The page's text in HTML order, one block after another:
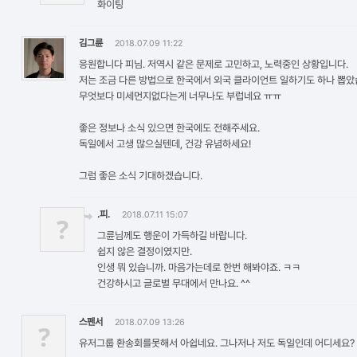
화이팅
김그륜 2018.07.09 11:22
응원합니다 피님. 저역시 같은 문제로 고민하고, 노력중인 상황입니다.
저는 조금 다른 방법으로 한국에서 외국 클라이언트 일하기도 하나 뽑았
무엇보다 미세먼지없다는게 너무나도 부럽네요 ㅠㅠ
좋은 정보나 소식 있으면 한국에도 전해주세요.
독일에서 고생 많으실텐데, 건강 유념하세요!
그럼 좋은 소식 기대하겠습니다.
? .피. 2018.07.11 15:07
그륜님께도 행운이 가득하길 바랍니다.
쉽지 않은 결정이였지만.
인생 뭐 있습니까. 마음가는데로 한번 해봐야죠. ㅋㅋ
건강하시고 글로벌 무대에서 만나요. ^^
? 스펜서 2018.07.09 13:26
유저그룹 환송회를못해서 아쉽네요. 그나저나 저도 독일인데 어디세요?